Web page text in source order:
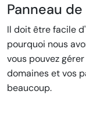
Panneau
Il doit être facile
pourquoi nous
vous pouvez
domaines et vos
beaucoup.